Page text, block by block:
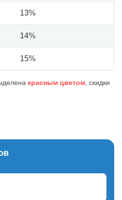
13%
14%
15%
красным цветом , скидки